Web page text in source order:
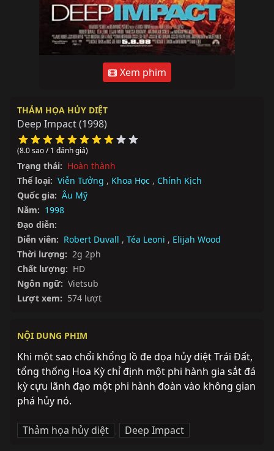
Xem phim
THẢM HỌA HỦY DIỆT
Deep Impact(1998)
(8.0 sao / 1 đánh giá)
Trạng thái: Hoàn thành
Thể loại: Viễn Tưởng , Khoa Học , Chính Kịch
Quốc gia: Âu Mỹ
Năm: 1998
Đạo diễn:
Diễn viên: Robert Duvall , Téa Leoni , Elijah Wood
Thời lượng: 2g 2ph
Chất lượng: HD
Ngôn ngữ: Vietsub
Lượt xem: 574 lượt
NỘI DUNG PHIM
Khi một sao chổi khổng lồ đe dọa hủy diệt Trái Đất,
tổng thống Hoa Kỳ chỉ định một phi hành gia sắt đá
kỳ cựu lãnh đạo một phi hành đoàn vào không gian
phá hủy nó.
Thảm họa hủy diệt , Deep Impact